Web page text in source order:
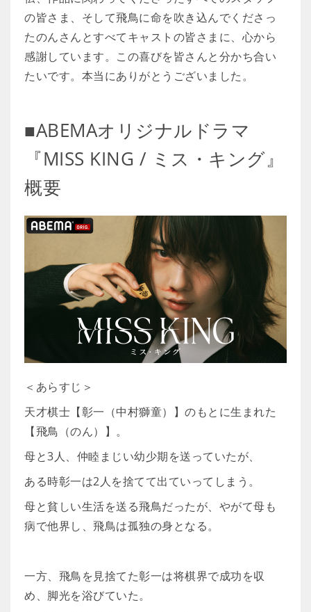
の皆さま、そして飛鳥に命を吹き込んでくださっ
たのんさんとすべてキャストの皆さまに、心から
感謝しています。この喜びを皆さんと分かち合い
たいです。本当にありがとうございました。
■ABEMAオリジナルドラマ
『MISS KING / ミス・キング』
概要
＜あらすじ＞
天才棋士【彰一（中村獅童）】のもとに生まれた
【飛鳥（のん）】。
母と3人、仲睦まじい幼少期を送っていたが、
ある時彰一は2人を捨てて出ていってしまう。
母と貧しい生活を送る飛鳥だったが、やがて母も
病で他界し、飛鳥は孤独の身となる。
一方、飛鳥を見捨てた彰一は将棋界で成功を収
め、脚光を浴びていた。